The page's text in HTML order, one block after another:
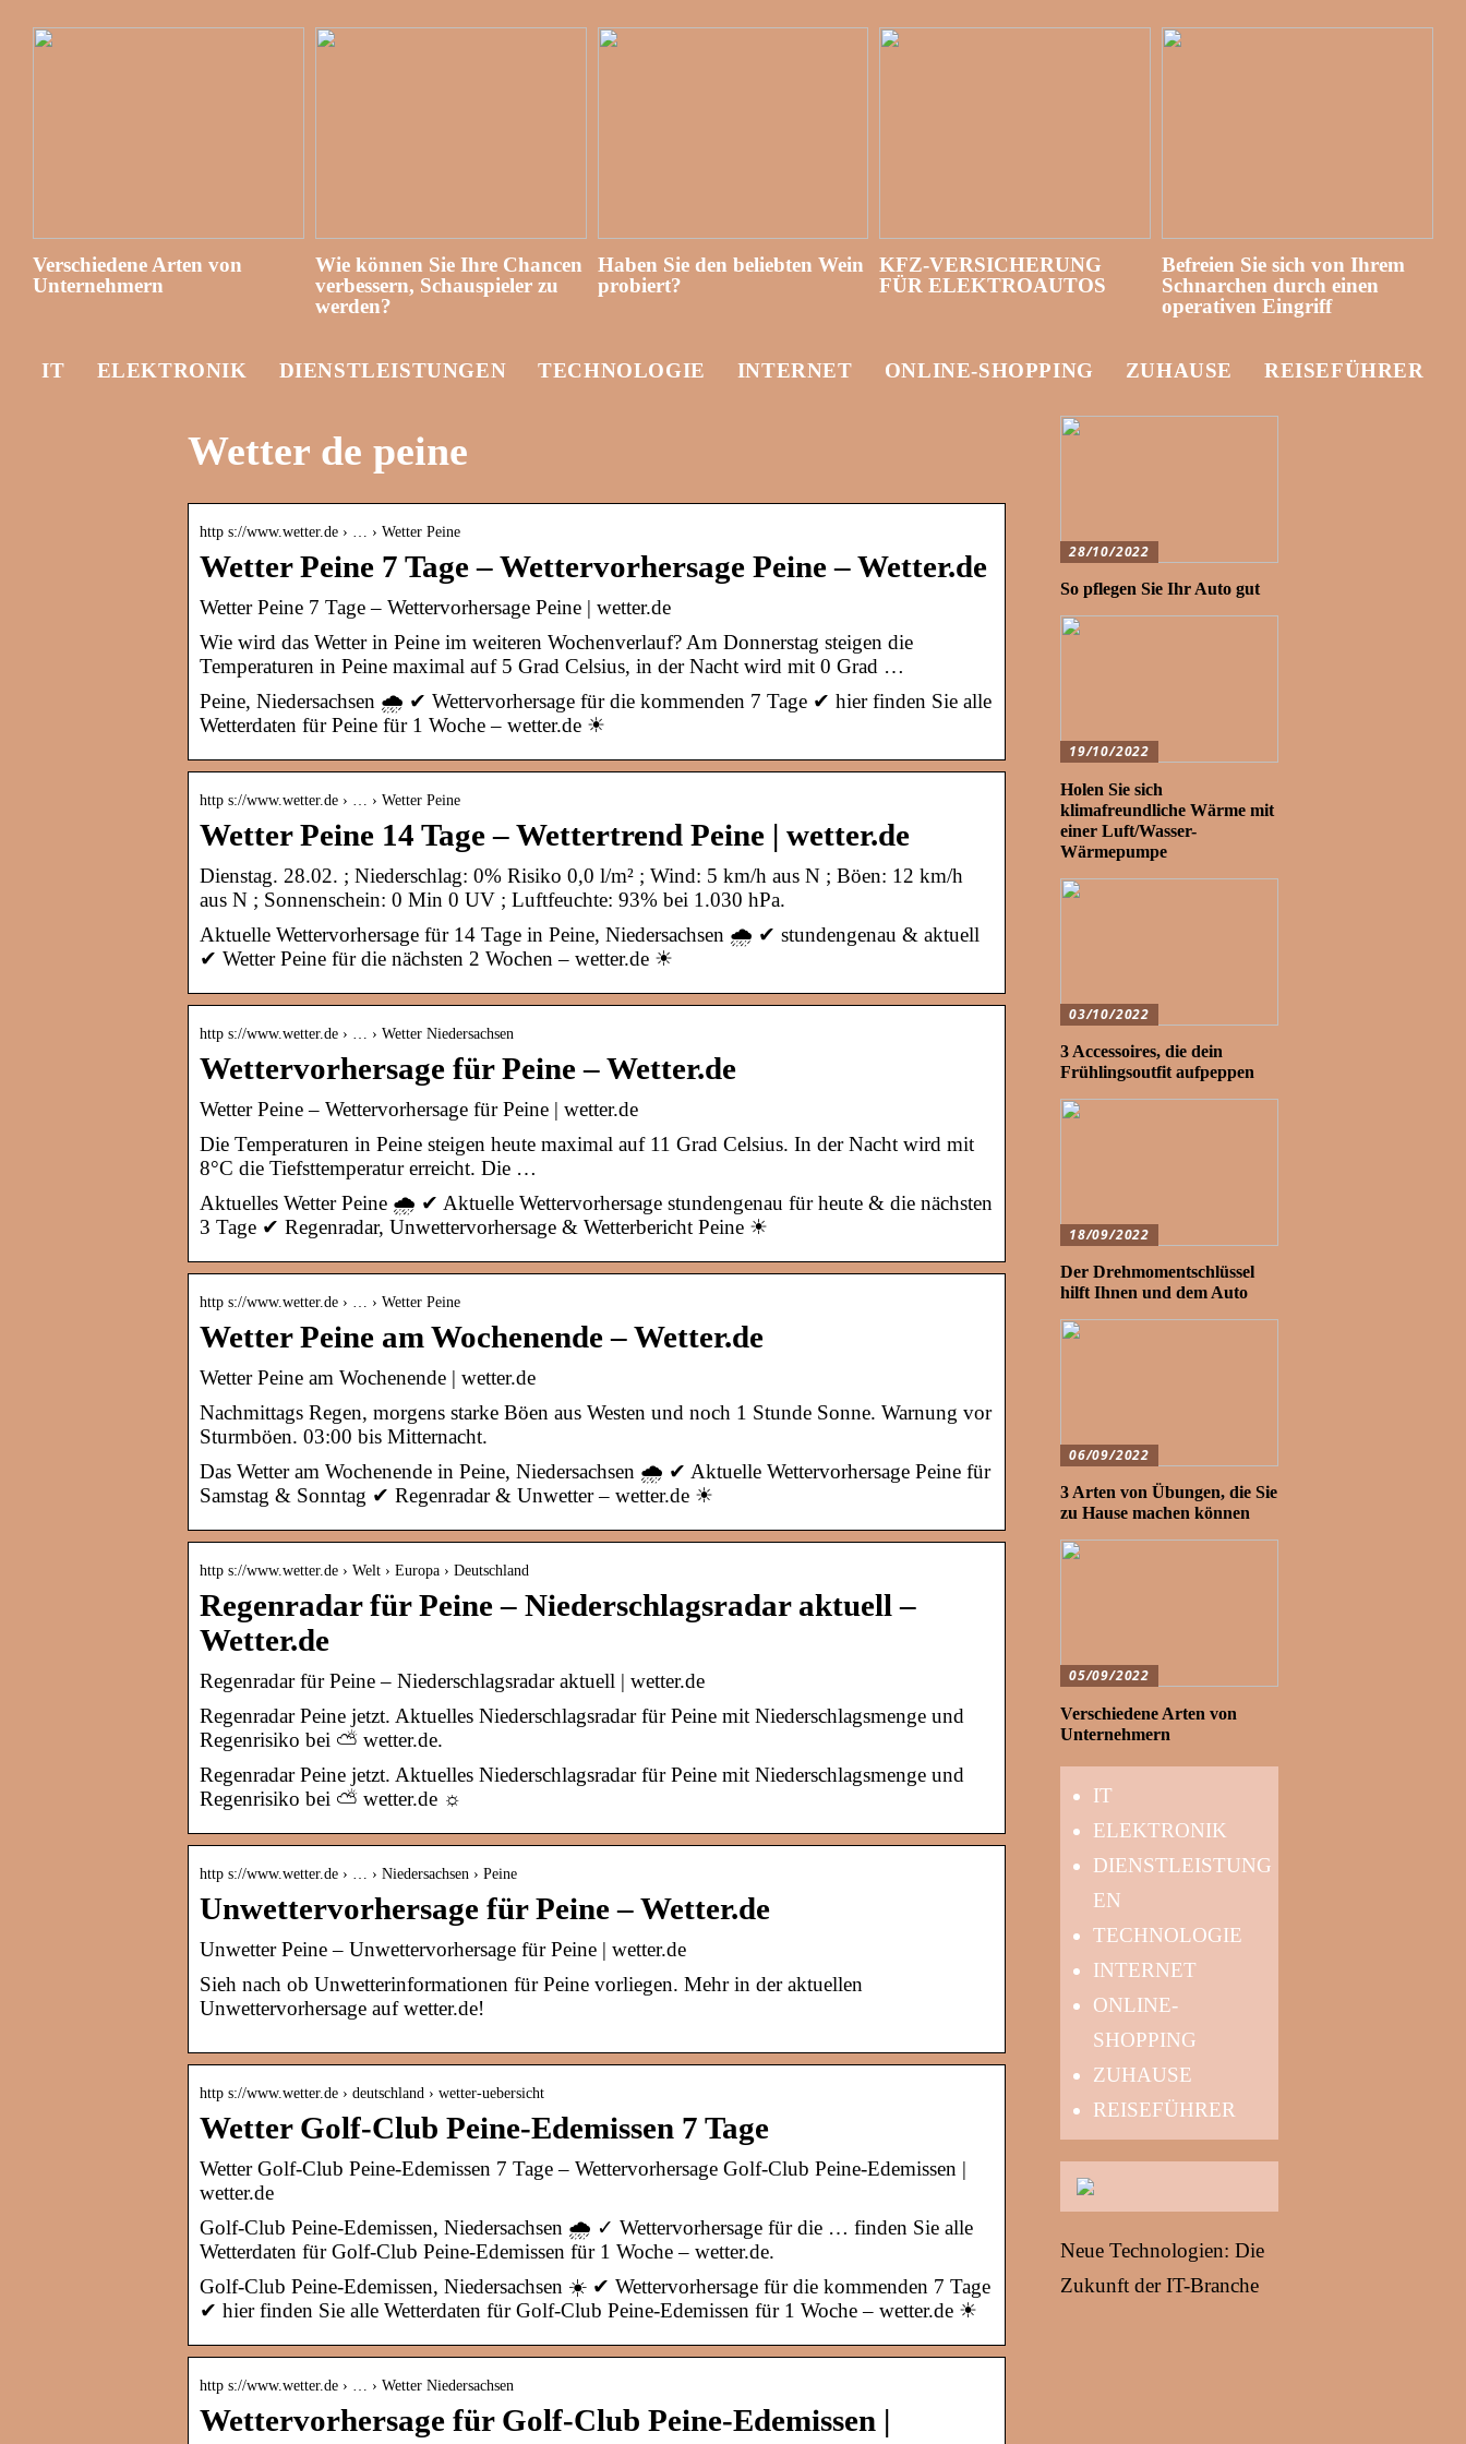
Verschiedene Arten von
Unternehmern
Wie können Sie Ihre Chancen
verbessern, Schauspieler zu
werden?
Haben Sie den beliebten Wein
probiert?
KFZ-VERSICHERUNG
FÜR ELEKTROAUTOS
Befreien Sie sich von Ihrem
Schnarchen durch einen
operativen Eingriff
IT ELEKTRONIK DIENSTLEISTUNGEN TECHNOLOGIE INTERNET ONLINE-SHOPPING ZUHAUSE REISEFÜHRER
Wetter de peine
http s://www.wetter.de › … › Wetter Peine
Wetter Peine 7 Tage – Wettervorhersage Peine – Wetter.de
Wetter Peine 7 Tage – Wettervorhersage Peine | wetter.de
Wie wird das Wetter in Peine im weiteren Wochenverlauf? Am Donnerstag steigen die
Temperaturen in Peine maximal auf 5 Grad Celsius, in der Nacht wird mit 0 Grad …
Peine, Niedersachsen 🌧️ ✔ Wettervorhersage für die kommenden 7 Tage ✔ hier finden Sie alle
Wetterdaten für Peine für 1 Woche – wetter.de ☀
http s://www.wetter.de › … › Wetter Peine
Wetter Peine 14 Tage – Wettertrend Peine | wetter.de
Dienstag. 28.02. ; Niederschlag: 0% Risiko 0,0 l/m² ; Wind: 5 km/h aus N ; Böen: 12 km/h
aus N ; Sonnenschein: 0 Min 0 UV ; Luftfeuchte: 93% bei 1.030 hPa.
Aktuelle Wettervorhersage für 14 Tage in Peine, Niedersachsen 🌧️ ✔ stundengenau & aktuell
✔ Wetter Peine für die nächsten 2 Wochen – wetter.de ☀
http s://www.wetter.de › … › Wetter Niedersachsen
Wettervorhersage für Peine – Wetter.de
Wetter Peine – Wettervorhersage für Peine | wetter.de
Die Temperaturen in Peine steigen heute maximal auf 11 Grad Celsius. In der Nacht wird mit
8°C die Tiefsttemperatur erreicht. Die …
Aktuelles Wetter Peine 🌧️ ✔ Aktuelle Wettervorhersage stundengenau für heute & die nächsten
3 Tage ✔ Regenradar, Unwettervorhersage & Wetterbericht Peine ☀
http s://www.wetter.de › … › Wetter Peine
Wetter Peine am Wochenende – Wetter.de
Wetter Peine am Wochenende | wetter.de
Nachmittags Regen, morgens starke Böen aus Westen und noch 1 Stunde Sonne. Warnung vor
Sturmböen. 03:00 bis Mitternacht.
Das Wetter am Wochenende in Peine, Niedersachsen 🌧️ ✔ Aktuelle Wettervorhersage Peine für
Samstag & Sonntag ✔ Regenradar & Unwetter – wetter.de ☀
http s://www.wetter.de › Welt › Europa › Deutschland
Regenradar für Peine – Niederschlagsradar aktuell –
Wetter.de
Regenradar für Peine – Niederschlagsradar aktuell | wetter.de
Regenradar Peine jetzt. Aktuelles Niederschlagsradar für Peine mit Niederschlagsmenge und
Regenrisiko bei ⛅ wetter.de.
Regenradar Peine jetzt. Aktuelles Niederschlagsradar für Peine mit Niederschlagsmenge und
Regenrisiko bei ⛅ wetter.de ☼
http s://www.wetter.de › … › Niedersachsen › Peine
Unwettervorhersage für Peine – Wetter.de
Unwetter Peine – Unwettervorhersage für Peine | wetter.de
Sieh nach ob Unwetterinformationen für Peine vorliegen. Mehr in der aktuellen
Unwettervorhersage auf wetter.de!
http s://www.wetter.de › deutschland › wetter-uebersicht
Wetter Golf-Club Peine-Edemissen 7 Tage
Wetter Golf-Club Peine-Edemissen 7 Tage – Wettervorhersage Golf-Club Peine-Edemissen |
wetter.de
Golf-Club Peine-Edemissen, Niedersachsen 🌧️ ✓ Wettervorhersage für die … finden Sie alle
Wetterdaten für Golf-Club Peine-Edemissen für 1 Woche – wetter.de.
Golf-Club Peine-Edemissen, Niedersachsen ☀️ ✔ Wettervorhersage für die kommenden 7 Tage
✔ hier finden Sie alle Wetterdaten für Golf-Club Peine-Edemissen für 1 Woche – wetter.de ☀
http s://www.wetter.de › … › Wetter Niedersachsen
Wettervorhersage für Golf-Club Peine-Edemissen |
28/10/2022
So pflegen Sie Ihr Auto gut
19/10/2022
Holen Sie sich
klimafreundliche Wärme mit
einer Luft/Wasser-
Wärmepumpe
03/10/2022
3 Accessoires, die dein
Frühlingsoutfit aufpeppen
18/09/2022
Der Drehmomentschlüssel
hilft Ihnen und dem Auto
06/09/2022
3 Arten von Übungen, die Sie
zu Hause machen können
05/09/2022
Verschiedene Arten von
Unternehmern
IT
ELEKTRONIK
DIENSTLEISTUNG
EN
TECHNOLOGIE
INTERNET
ONLINE-
SHOPPING
ZUHAUSE
REISEFÜHRER
Neue Technologien: Die
Zukunft der IT-Branche